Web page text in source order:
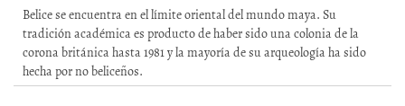
Belice se encuentra en el límite oriental del mundo maya. Su
tradición académica es producto de haber sido una colonia de la
corona británica hasta 1981 y la mayoría de su arqueología ha sido
hecha por no beliceños.